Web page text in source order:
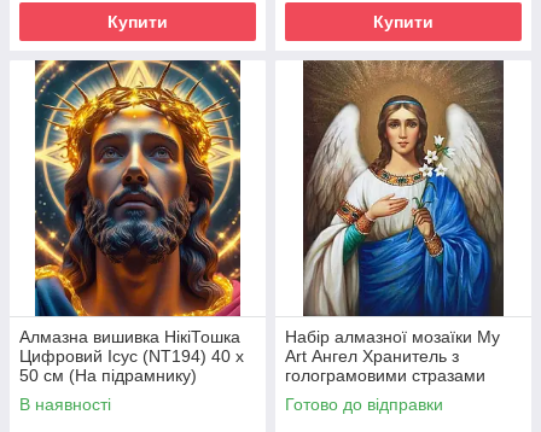
Купити Купити
Алмазна вишивка НікіТошка
Цифровий Ісус (NT194) 40 х
50 см (На підрамнику)
В наявності
Набір алмазної мозаїки My
Art Ангел Хранитель з
голограмовими стразами
(MRT-TNG940) 40 х 50 см
(На підрамнику)
Готово до відправки